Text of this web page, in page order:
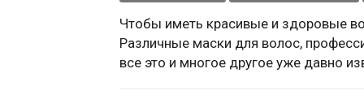
Чтобы иметь красивые и здоровые
Различные маски для волос,
все это и многое другое уже давно